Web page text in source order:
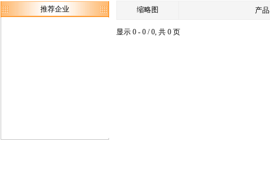
推荐企业 缩略图 产
显示 0 - 0 / 0, 共 0 页